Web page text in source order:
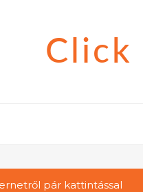
Click
pár kattintással